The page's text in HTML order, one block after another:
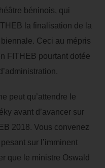
béninois, qui
la finalisation de la
Ceci au mépris
FITHEB pourtant dotée
peut qu’attendre le
avant d’avancer sur
2018. Vous convenez
sur l’imminent
que le ministre Oswald